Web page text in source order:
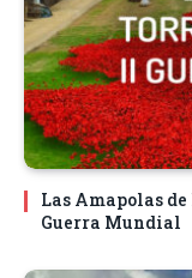
Las Amapolas
Guerra Mundial